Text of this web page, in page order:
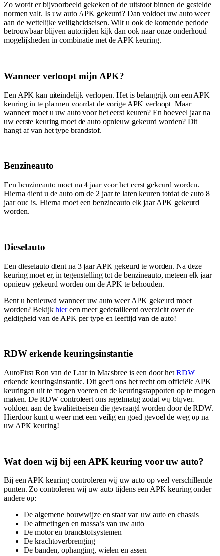
Zo wordt er bijvoorbeeld gekeken of de uitstoot binnen de gestelde
normen valt. Is uw auto APK gekeurd? Dan voldoet uw auto weer
aan de wettelijke veiligheidseisen. Wilt u ook de komende periode
betrouwbaar blijven autorijden kijk dan ook naar onze onderhoud
mogelijkheden in combinatie met de APK keuring.
Wanneer verloopt mijn APK?
Een APK kan uiteindelijk verlopen. Het is belangrijk om een APK
keuring in te plannen voordat de vorige APK verloopt. Maar
wanneer moet u uw auto voor het eerst keuren? En hoeveel jaar na
uw eerste keuring moet de auto opnieuw gekeurd worden? Dit
hangt af van het type brandstof.
Benzineauto
Een benzineauto moet na 4 jaar voor het eerst gekeurd worden.
Hierna dient u de auto om de 2 jaar te laten keuren totdat de auto 8
jaar oud is. Hierna moet een benzineauto elk jaar APK gekeurd
worden.
Dieselauto
Een dieselauto dient na 3 jaar APK gekeurd te worden. Na deze
keuring moet er, in tegenstelling tot de benzineauto, meteen elk jaar
opnieuw gekeurd worden om de APK te behouden.
Bent u benieuwd wanneer uw auto weer APK gekeurd moet
worden? Bekijk hiereen meer gedetailleerd overzicht over de
geldigheid van de APK per type en leeftijd van de auto!
RDW erkende keuringsinstantie
AutoFirst Ron van de Laar in Maasbree is een door het RDW
erkende keuringsinstantie. Dit geeft ons het recht om officiële APK
keuringen uit te mogen voeren en de keuringsrapporten op te mogen
maken. De RDW controleert ons regelmatig zodat wij blijven
voldoen aan de kwaliteitseisen die gevraagd worden door de RDW.
Hierdoor kunt u weer met een veilig en goed gevoel de weg op na
uw APK keuring!
Wat doen wij bij een APK keuring voor uw auto?
Bij een APK keuring controleren wij uw auto op veel verschillende
punten. Zo controleren wij uw auto tijdens een APK keuring onder
andere op:
De algemene bouwwijze en staat van uw auto en chassis
De afmetingen en massa’s van uw auto
De motor en brandstofsystemen
De krachtoverbrenging
De banden, ophanging, wielen en assen